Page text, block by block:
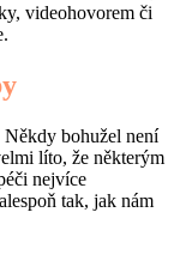
videohovorem či
bohužel není
líto, že některým
nejvíce
tak, jak nám